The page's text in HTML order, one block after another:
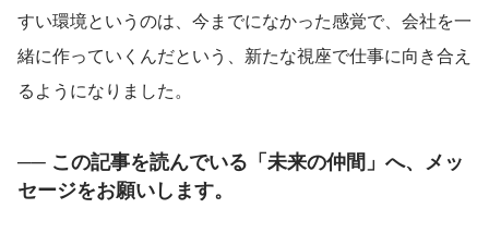
すい環境というのは、今までになかった感覚で、会社を一
緒に作っていくんだという、新たな視座で仕事に向き合え
るようになりました。
── この記事を読んでいる「未来の仲間」へ、メッ
セージをお願いします。